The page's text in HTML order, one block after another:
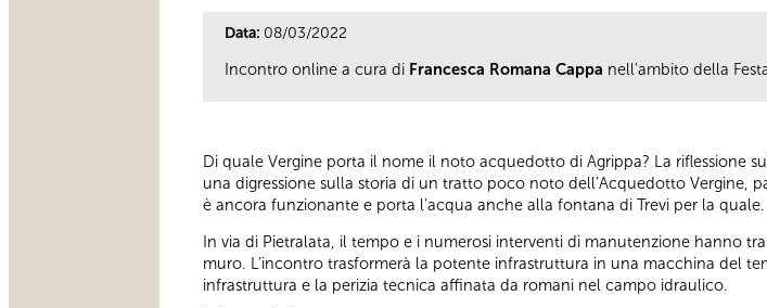
Data: 08/03/2022
Incontro online a cura di Francesca Romana Cappa nell'ambito della
Di quale Vergine porta il nome il noto acquedotto di Agrippa? La riflessione
una digressione sulla storia di un tratto poco noto dell’Acquedotto Vergine,
è ancora funzionante e porta l’acqua anche alla fontana di Trevi per la quale.
In via di Pietralata, il tempo e i numerosi interventi di manutenzione hanno
muro. L’incontro trasformerà la potente infrastruttura in una macchina del
infrastruttura e la perizia tecnica affinata da romani nel campo idraulico.